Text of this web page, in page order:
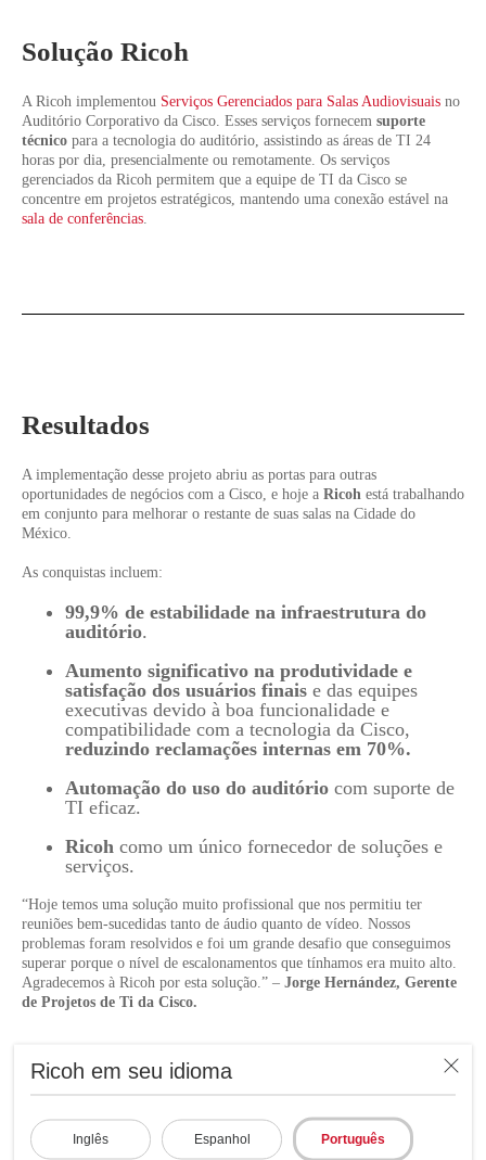
Ricoh em seu idioma
Inglês Espanhol Português
Solução Ricoh
A Ricoh implementou Serviços Gerenciados para Salas Audiovisuais no
Auditório Corporativo da Cisco. Esses serviços fornecem suporte
técnico para a tecnologia do auditório, assistindo as áreas de TI 24
horas por dia, presencialmente ou remotamente. Os serviços
gerenciados da Ricoh permitem que a equipe de TI da Cisco se
concentre em projetos estratégicos, mantendo uma conexão estável na
sala de conferências
Resultados
A implementação desse projeto abriu as portas para outras
oportunidades de negócios com a Cisco, e hoje a Ricoh está trabalhando
em conjunto para melhorar o restante de suas salas na Cidade do
México.
As conquistas incluem:
99,9% de estabilidade na infraestrutura do
auditório.
Aumento significativo na produtividade e
satisfação dos usuários finais e das equipes
executivas devido à boa funcionalidade e
compatibilidade com a tecnologia da Cisco,
reduzindo reclamações internas em 70%.
Automação do uso do auditório com suporte de
TI eficaz.
Ricoh como um único fornecedor de soluções e
serviços.
“Hoje temos uma solução muito profissional que nos permitiu ter
reuniões bem-sucedidas tanto de áudio quanto de vídeo. Nossos
problemas foram resolvidos e foi um grande desafio que conseguimos
superar porque o nível de escalonamentos que tínhamos era muito alto.
Agradecemos à Ricoh por esta solução.” – Jorge Hernández, Gerente
de Projetos de Ti da Cisco.
Cisco atuam juntos a favor